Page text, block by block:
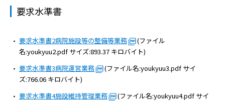
要求水準書
要求水準書2病院施設等の整備等業務
(ファイル
名:youkyuu2.pdf サイズ:893.37 キロバイト)
要求水準書3病院運営業務
(ファイル名:youkyuu3.pdf サイ
ズ:766.06 キロバイト)
要求水準書4施設維持管理業務
(ファイル名:youkyuu4.pdf サイ